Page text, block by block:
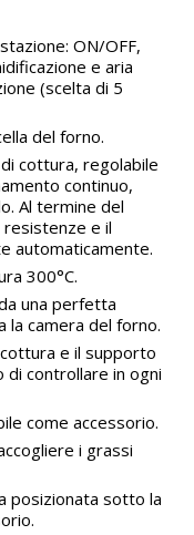
ON/OFF,
e aria
(scelta di 5
del forno.
cottura, regolabile
continuo,
Al termine del
e il
automaticamente.
300°C.
una perfetta
la camera del forno.
e il supporto
controllare in ogni
come accessorio.
i grassi
posizionata sotto la